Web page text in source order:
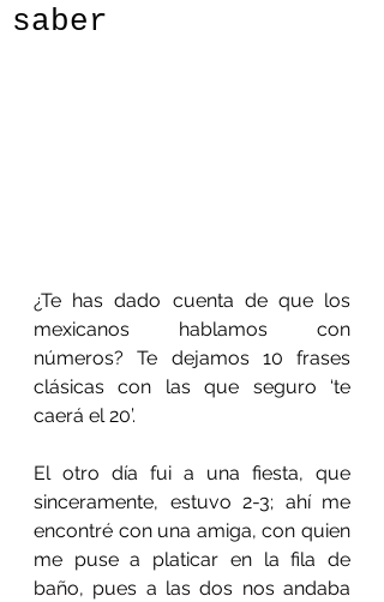
saber
¿Te has dado cuenta de que los
mexicanos hablamos con
números? Te dejamos 10 frases
clásicas con las que seguro ‘te
caerá el 20’.
El otro día fui a una fiesta, que
sinceramente, estuvo 2-3; ahí me
encontré con una amiga, con quien
me puse a platicar en la fila de
baño, pues a las dos nos andaba